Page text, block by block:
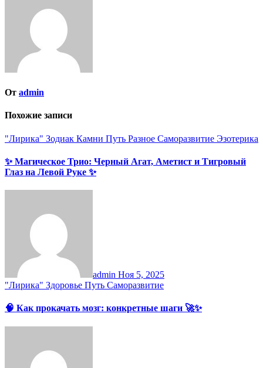
От admin
Похожие записи
"Лирика" Зодиак Камни Путь Разное Саморазвитие Эзотерика
✨ Магическое Трио: Черный Агат, Аметист и Тигровый
Глаз на Левой Руке ✨
admin Ноя 5, 2025
"Лирика" Здоровье Путь Саморазвитие
🧠 Как прокачать мозг: конкретные шаги 🚀✨